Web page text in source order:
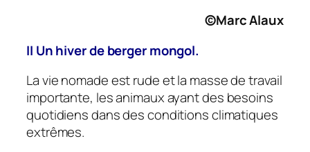
©Marc Alaux
II Un hiver de berger mongol.
La vie nomade est rude et la masse de travail
importante, les animaux ayant des besoins
quotidiens dans des conditions climatiques
extrêmes.